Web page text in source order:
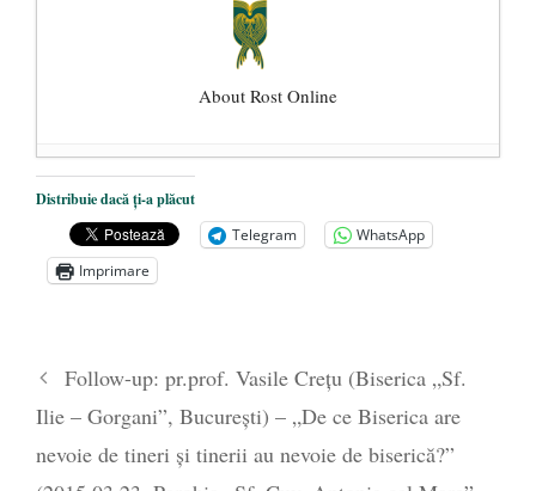
About Rost Online
Dezvăluiri cutremurătoare despre
președintele Ucrainei, Volodymyr
Zelensky
- 13 mai 2026
Statul care servește Națiunea
poetului Octavian Goga, înlăturat din Iași
- 16 aprilie 2026
Distribuie dacă ți-a plăcut
Telegram
WhatsApp
Imprimare
Follow-up: pr.prof. Vasile Crețu (Biserica „Sf.
Ilie – Gorgani”, București) – „De ce Biserica are
nevoie de tineri și tinerii au nevoie de biserică?”